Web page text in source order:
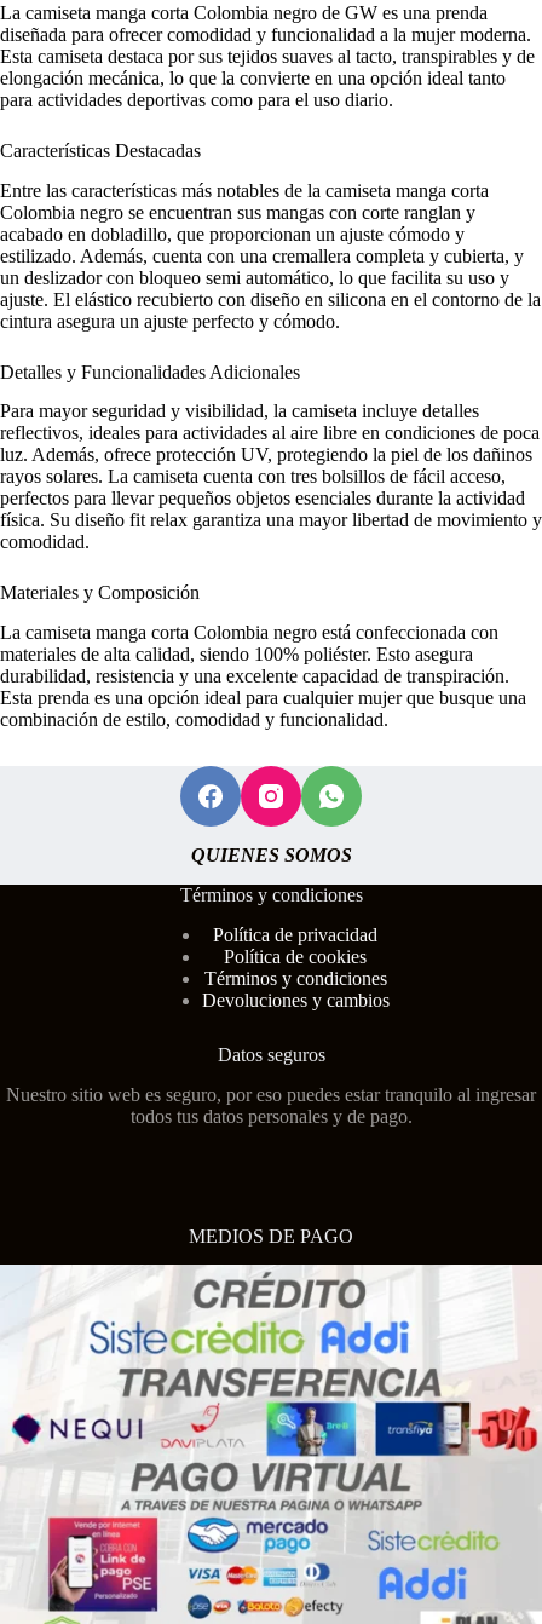
La camiseta manga corta Colombia negro de GW es una prenda
diseñada para ofrecer comodidad y funcionalidad a la mujer moderna.
Esta camiseta destaca por sus tejidos suaves al tacto, transpirables y de
elongación mecánica, lo que la convierte en una opción ideal tanto
para actividades deportivas como para el uso diario.
Características Destacadas
Entre las características más notables de la camiseta manga corta
Colombia negro se encuentran sus mangas con corte ranglan y
acabado en dobladillo, que proporcionan un ajuste cómodo y
estilizado. Además, cuenta con una cremallera completa y cubierta, y
un deslizador con bloqueo semi automático, lo que facilita su uso y
ajuste. El elástico recubierto con diseño en silicona en el contorno de la
cintura asegura un ajuste perfecto y cómodo.
Detalles y Funcionalidades Adicionales
Para mayor seguridad y visibilidad, la camiseta incluye detalles
reflectivos, ideales para actividades al aire libre en condiciones de poca
luz. Además, ofrece protección UV, protegiendo la piel de los dañinos
rayos solares. La camiseta cuenta con tres bolsillos de fácil acceso,
perfectos para llevar pequeños objetos esenciales durante la actividad
física. Su diseño fit relax garantiza una mayor libertad de movimiento y
comodidad.
Materiales y Composición
La camiseta manga corta Colombia negro está confeccionada con
materiales de alta calidad, siendo 100% poliéster. Esto asegura
durabilidad, resistencia y una excelente capacidad de transpiración.
Esta prenda es una opción ideal para cualquier mujer que busque una
combinación de estilo, comodidad y funcionalidad.
QUIENES SOMOS
Términos y condiciones
Política de privacidad
Política de cookies
Términos y condiciones
Devoluciones y cambios
Datos seguros
Nuestro sitio web es seguro, por eso puedes estar tranquilo al ingresar
todos tus datos personales y de pago.
MEDIOS DE PAGO